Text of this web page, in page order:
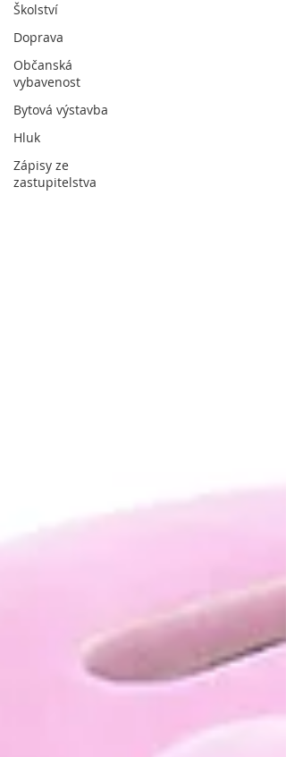
Školství
Doprava
Občanská
vybavenost
Bytová výstavba
Hluk
Zápisy ze
zastupitelstva